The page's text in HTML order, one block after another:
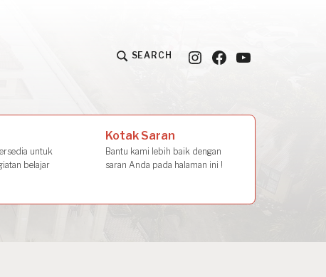
SEARCH Instagram
FacebookYouTube
untuk
belajar
Kotak Saran
Bantu kami lebih baik dengan
saran Anda pada halaman ini !